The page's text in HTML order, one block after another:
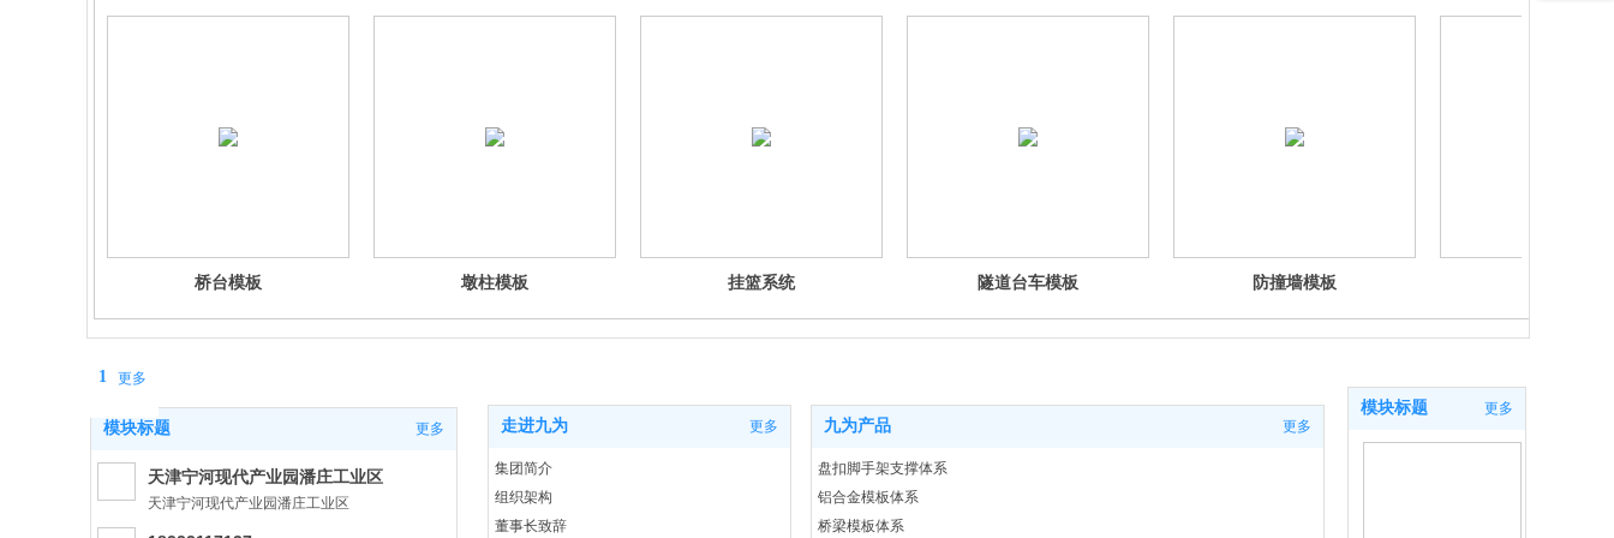
桥台模板 墩柱模板 挂篮系统 隧道台车模板 防撞墙模板
模块标题 更多
天津宁河现代产业园潘庄工业区
天津宁河现代产业园潘庄工业区
模块标题 更多
走进九为 更多
集团简介
组织架构
董事长致辞
九为产品 更多
盘扣脚手架支撑体系
铝合金模板体系
桥梁模板体系
1 更多